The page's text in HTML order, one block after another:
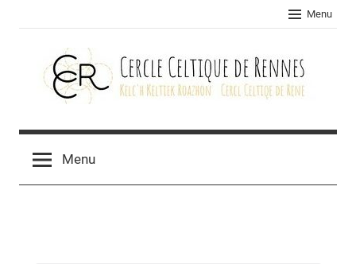
Menu
Cercle
celtique
Menu